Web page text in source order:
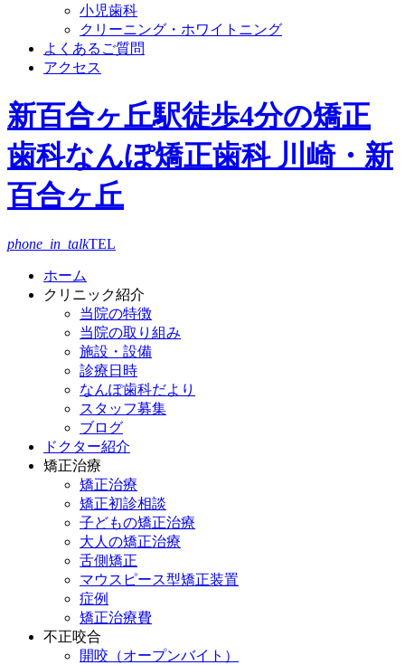
小児歯科
クリーニング・ホワイトニング
よくあるご質問
アクセス
新百合ヶ丘駅徒歩4分の矯正
歯科なんぽ矯正歯科 川崎・新
百合ヶ丘
phone_in_talkTEL
ホーム
クリニック紹介
当院の特徴
当院の取り組み
施設・設備
診療日時
なんぽ歯科だより
スタッフ募集
ブログ
ドクター紹介
矯正治療
矯正治療
矯正初診相談
子どもの矯正治療
大人の矯正治療
舌側矯正
マウスピース型矯正装置
症例
矯正治療費
不正咬合
開咬（オープンバイト）